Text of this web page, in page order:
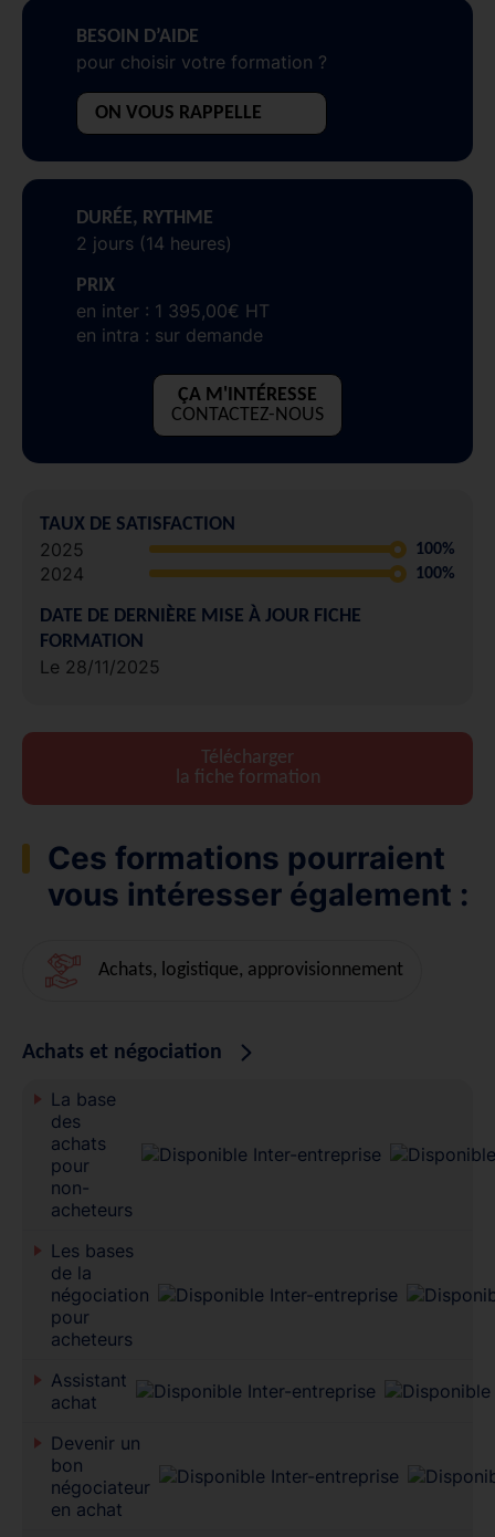
BESOIN D’AIDE
pour choisir votre formation ?
ON VOUS RAPPELLE
DURÉE, RYTHME
2 jours (14 heures)
PRIX
en inter : 1 395,00€ HT
en intra : sur demande
ÇA M'INTÉRESSE
CONTACTEZ-NOUS
TAUX DE SATISFACTION
2025 100%
2024 100%
DATE DE DERNIÈRE MISE À JOUR FICHE
FORMATION
Le 28/11/2025
Télécharger
la fiche formation
Ces formations pourraient
vous intéresser également :
Achats, logistique, approvisionnement
Achats et négociation
La base
des
achats
pour
non-
acheteurs
Les bases
de la
négociation
pour
acheteurs
Assistant
achat
Devenir un
bon
négociateur
en achat